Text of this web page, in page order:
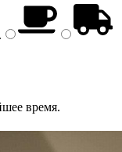
время.